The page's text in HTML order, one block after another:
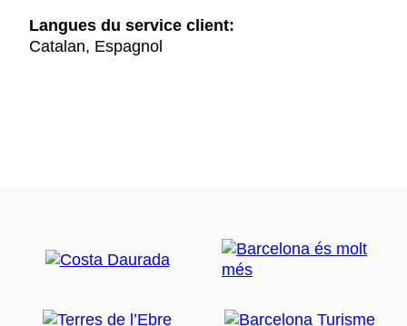
Langues du service client:
Catalan, Espagnol